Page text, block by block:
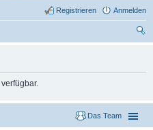
Anmelden
Registrieren
Das Team